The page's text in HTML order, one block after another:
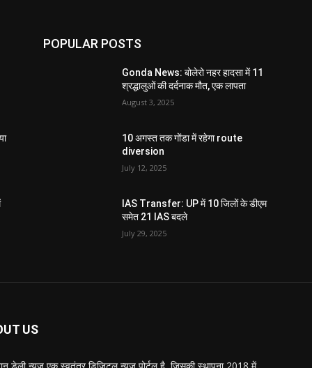
POPULAR POSTS
Gonda News: बोलेरो नहर हादसा में 11
श्रद्धालुओं की दर्दनाक मौत, एक लापता
August 3, 2025
10 अगस्त तक गोंडा में रहेगा route
diversion
July 12, 2025
IAS Transfer: UP में 10 जिलों के डीएम
समेत 21 IAS बदले
July 29, 2025
US